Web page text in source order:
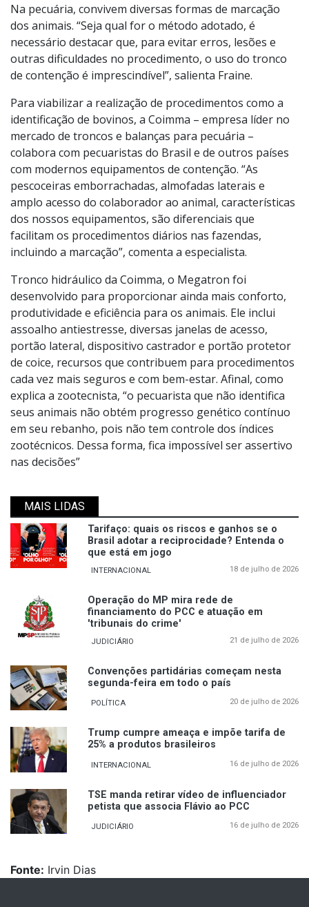
Na pecuária, convivem diversas formas de marcação
dos animais. “Seja qual for o método adotado, é
necessário destacar que, para evitar erros, lesões e
outras dificuldades no procedimento, o uso do tronco
de contenção é imprescindível”, salienta Fraine.
Para viabilizar a realização de procedimentos como a
identificação de bovinos, a Coimma – empresa líder no
mercado de troncos e balanças para pecuária –
colabora com pecuaristas do Brasil e de outros países
com modernos equipamentos de contenção. “As
pescoceiras emborrachadas, almofadas laterais e
amplo acesso do colaborador ao animal, características
dos nossos equipamentos, são diferenciais que
facilitam os procedimentos diários nas fazendas,
incluindo a marcação”, comenta a especialista.
Tronco hidráulico da Coimma, o Megatron foi
desenvolvido para proporcionar ainda mais conforto,
produtividade e eficiência para os animais. Ele inclui
assoalho antiestresse, diversas janelas de acesso,
portão lateral, dispositivo castrador e portão protetor
de coice, recursos que contribuem para procedimentos
cada vez mais seguros e com bem-estar. Afinal, como
explica a zootecnista, “o pecuarista que não identifica
seus animais não obtém progresso genético contínuo
em seu rebanho, pois não tem controle dos índices
zootécnicos. Dessa forma, fica impossível ser assertivo
nas decisões”
MAIS LIDAS
Tarifaço: quais os riscos e ganhos se o
Brasil adotar a reciprocidade? Entenda o
que está em jogo
INTERNACIONAL 18 de julho de 2026
Operação do MP mira rede de
financiamento do PCC e atuação em
'tribunais do crime'
JUDICIÁRIO 21 de julho de 2026
Convenções partidárias começam nesta
segunda-feira em todo o país
POLÍTICA 20 de julho de 2026
Trump cumpre ameaça e impõe tarifa de
25% a produtos brasileiros
INTERNACIONAL 16 de julho de 2026
TSE manda retirar vídeo de influenciador
petista que associa Flávio ao PCC
JUDICIÁRIO 16 de julho de 2026
Fonte: Irvin Dias